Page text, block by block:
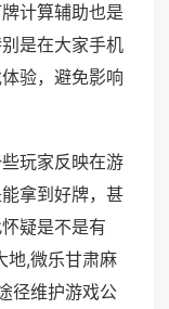
计算辅助也是
是在大家手机
验，避免影响
玩家反映在游
拿到好牌，甚
疑是不是有
地,微乐甘肃麻
径维护游戏公